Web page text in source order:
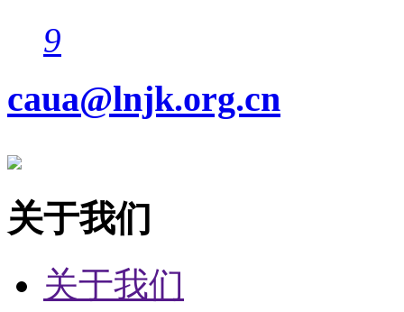
9
caua@lnjk.org.cn
关于我们
关于我们